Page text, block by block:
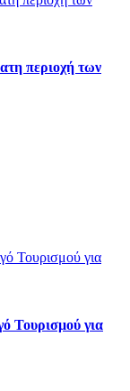
περιοχή των
Τουρισμού για